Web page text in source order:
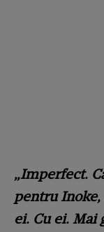
„Imperfect.
pentru
ei. Cu ei. Mai